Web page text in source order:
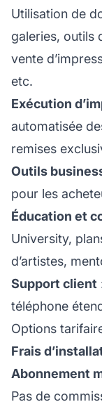
Utilisation de
galeries, outils
vente
etc.
Exécution
automatisée
remises
Outils
pour les
Éducation et
University,
d’artistes,
Support client
téléphone
Options
Frais
Abonnement
Pas de